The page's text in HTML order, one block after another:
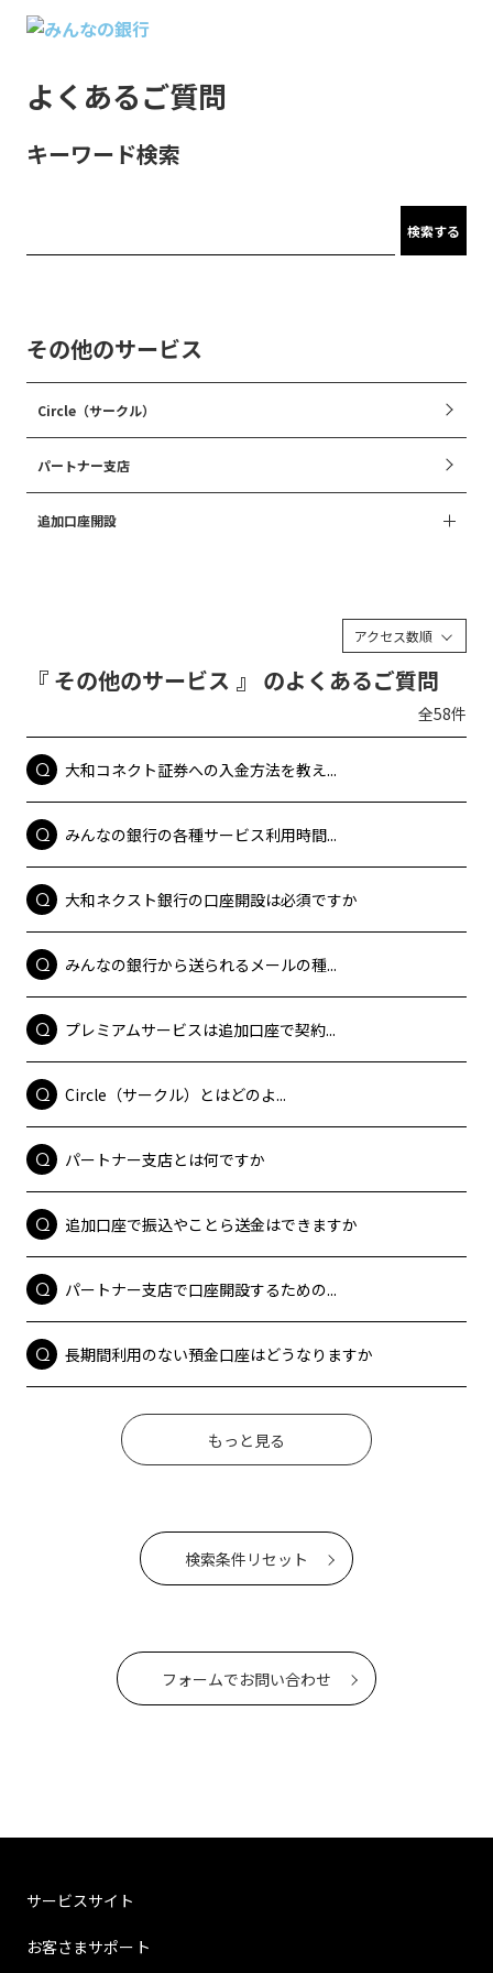
よくあるご質問
キーワード検索
検索する
その他のサービス
Circle（サークル）
パートナー支店
追加口座開設
アクセス数順
『 その他のサービス 』 のよくあるご質問
全58件
大和コネクト証券への入金方法を教え...
みんなの銀行の各種サービス利用時間...
大和ネクスト銀行の口座開設は必須ですか
みんなの銀行から送られるメールの種...
プレミアムサービスは追加口座で契約...
Circle（サークル）とはどのよ...
パートナー支店とは何ですか
追加口座で振込やことら送金はできますか
パートナー支店で口座開設するための...
長期間利用のない預金口座はどうなりますか
もっと見る
検索条件リセット
フォームでお問い合わせ
サービスサイト
お客さまサポート